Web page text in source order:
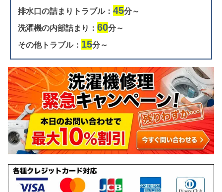
排水口の詰まりトラブル： 45分～
洗濯機の内部詰まり： 60分～
その他トラブル： 15分～